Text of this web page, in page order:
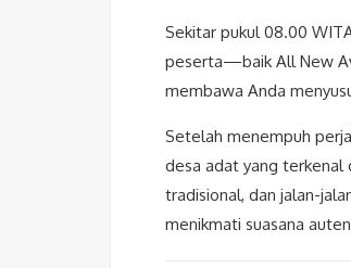
Sekitar pukul 08.00
peserta—baik All New
membawa Anda
Setelah menempuh
desa adat yang terkenal
tradisional, dan jalan-
menikmati suasana